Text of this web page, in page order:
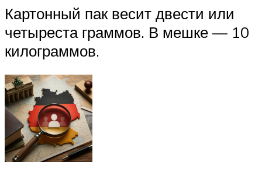
Картонный пак весит двести или
четыреста граммов. В мешке — 10
килограммов.